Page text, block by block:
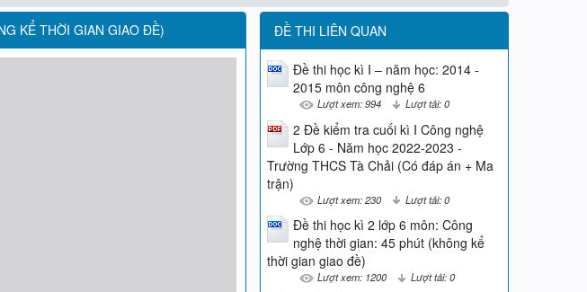
KỂ THỜI GIAN GIAO ĐỀ) ĐỀ THI LIÊN QUAN
Đề thi học kì I – năm học: 2014 -
2015 môn công nghệ 6
Lượt xem: 994 Lượt tải: 0
2 Đề kiểm tra cuối kì I Công nghệ
Lớp 6 - Năm học 2022-2023 -
Trường THCS Tà Chải (Có đáp án + Ma
trận)
Lượt xem: 230 Lượt tải: 0
Đề thi học kì 2 lớp 6 môn: Công
nghệ thời gian: 45 phút (không kể
thời gian giao đề)
Lượt xem: 1200 Lượt tải: 0